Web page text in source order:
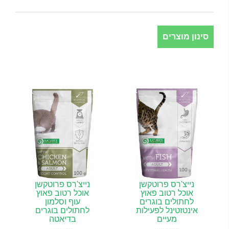
סינון מוצרים
נייצ'רס פרוטקשן
אוכל רטוב פאוץ
לחתולים בוגרים
אינטזטינל לפעילות
מעיים
נייצ'רס פרוטקשן
אוכל רטוב פאוץ
עוף וסלמון
לחתולים בוגרים
בדיאטה